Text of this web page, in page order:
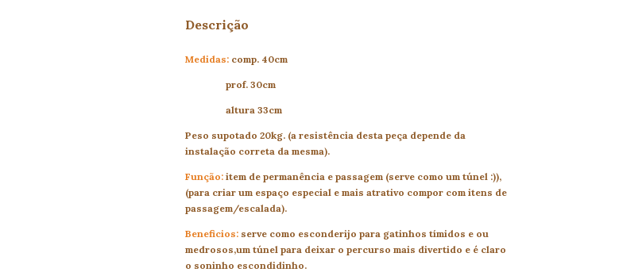
Descrição
Medidas: comp. 40cm
prof. 30cm
altura 33cm
Peso supotado 20kg. (a resistência desta peça depende da
instalação correta da mesma).
Função: item de permanência e passagem (serve como um túnel :)),
(para criar um espaço especial e mais atrativo compor com itens de
passagem/escalada).
Beneficios: serve como esconderijo para gatinhos tímidos e ou
medrosos,um túnel para deixar o percurso mais divertido e é claro
o soninho escondidinho.